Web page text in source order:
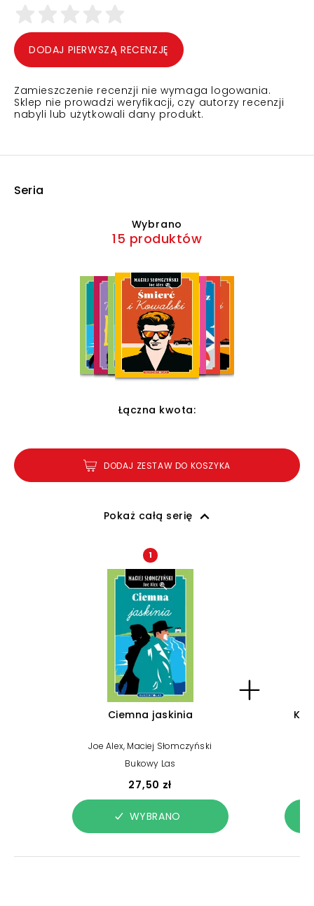
DODAJ PIERWSZĄ RECENZJĘ
Zamieszczenie recenzji nie wymaga logowania.
Sklep nie prowadzi weryfikacji, czy autorzy recenzji
nabyli lub użytkowali dany produkt.
Seria
Wybrano
15 produktów
Łączna kwota:
DODAJ ZESTAW DO KOSZYKA
Pokaż całą serię
1
Ciemna jaskinia
Joe Alex, Maciej Słomczyński
Bukowy Las
27,50 zł
WYBRANO